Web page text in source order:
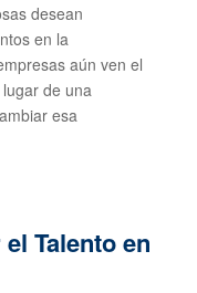
desean
en la
aún ven el
de una
esa
Talento en